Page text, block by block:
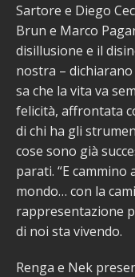
Sartore e Diego
Brun e Marco
disillusione e il
nostra – dichiarano
sa che la vita va
felicità, affrontata
di chi ha gli
cose sono già
parati. “E
mondo… con la
rappresentazione
di noi sta vivendo.
Renga e Nek